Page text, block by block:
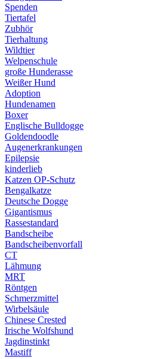
Spenden
Tiertafel
Zubhör
Tierhaltung
Wildtier
Welpenschule
große Hunderasse
Weißer Hund
Adoption
Hundenamen
Boxer
Englische Bulldogge
Goldendoodle
Augenerkrankungen
Epilepsie
kinderlieb
Katzen OP-Schutz
Bengalkatze
Deutsche Dogge
Gigantismus
Rassestandard
Bandscheibe
Bandscheibenvorfall
CT
Lähmung
MRT
Röntgen
Schmerzmittel
Wirbelsäule
Chinese Crested
Irische Wolfshund
Jagdinstinkt
Mastiff